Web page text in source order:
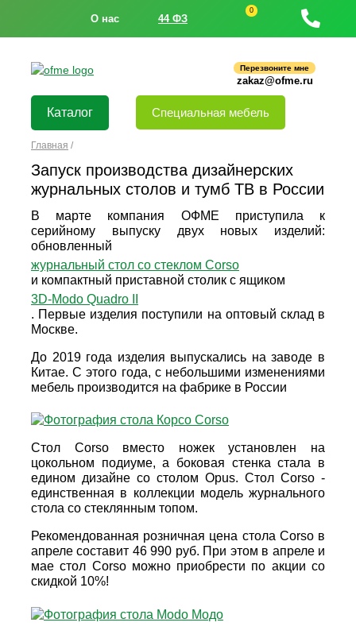
О нас 44 ФЗ
0
Перезвоните мне
zakaz@ofme.ru
Каталог Специальная мебель
Главная /
Запуск производства дизайнерских
журнальных столов и тумб ТВ в России
В марте компания ОФМЕ приступила к
серийному выпуску двух новых изделий:
обновленный
журнальный стол со стеклом Сorso
и компактный приставной столик с ящиком
3D-Modo Quadro II
. Первые изделия поступили на оптовый склад в
Москве.
До 2019 года изделия выпускались на заводе в
Китае. С этого года, с небольшими изменениями
мебель производится на фабрике в России
Стол Corso вместо ножек установлен на
цокольном подиуме, а боковая стенка стала в
едином дизайне со столом Opus. Стол Corso -
единственная в коллекции модель журнального
стола со стеклянным топом.
Рекомендованная розничная цена стола Corso в
апреле составит 46 990 руб. При этом в апреле и
мае стол Corso можно приобрести по акции со
скидкой 10%!